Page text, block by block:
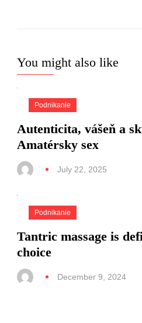
You might also like
Podnikanie
Autenticita, vášeň a
Amatérsky sex
July 22, 2025
Podnikanie
Tantric massage is
choice
December 9, 2024